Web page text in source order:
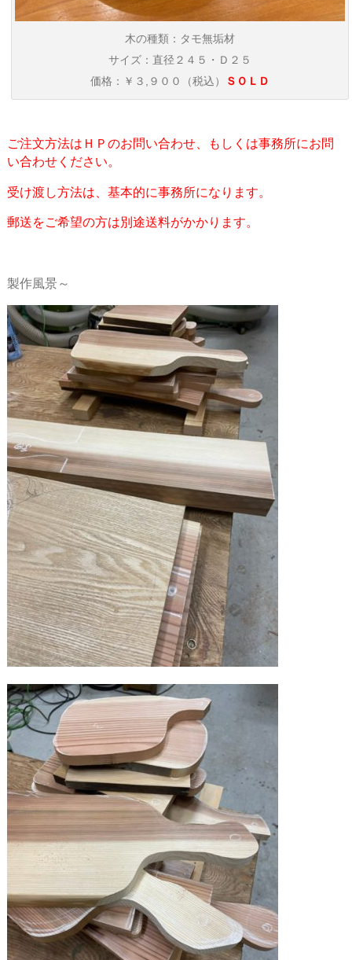
木の種類：タモ無垢材
サイズ：直径２４５・Ｄ２５
価格：￥３,９００（税込）
ＳＯＬＤ
ご注文方法はＨＰのお問い合わせ、もしくは事務所にお問
い合わせください。
受け渡し方法は、基本的に事務所になります。
郵送をご希望の方は別途送料がかかります。
製作風景～